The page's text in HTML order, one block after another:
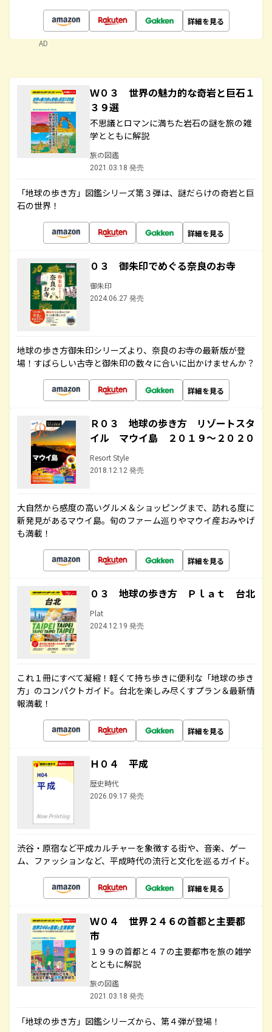
詳細を見る
AD
Ｗ０３ 世界の魅力的な奇岩と巨石１
３９選
不思議とロマンに満ちた岩石の謎を旅の雑
学とともに解説
旅の図鑑
2021.03.18 発売
「地球の歩き方」図鑑シリーズ第３弾は、謎だらけの奇岩と巨
石の世界！
詳細を見る
０３ 御朱印でめぐる奈良のお寺
御朱印
2024.06.27 発売
地球の歩き方御朱印シリーズより、奈良のお寺の最新版が登
場！すばらしい古寺と御朱印の数々に合いに出かけませんか？
詳細を見る
Ｒ０３ 地球の歩き方 リゾートスタ
イル マウイ島 ２０１９～２０２０
Resort Style
2018.12.12 発売
大自然から感度の高いグルメ＆ショッピングまで、訪れる度に
新発見があるマウイ島。旬のファーム巡りやマウイ産おみやげ
も満載！
詳細を見る
０３ 地球の歩き方 Ｐｌａｔ 台北
Plat
2024.12.19 発売
これ１冊にすべて凝縮！軽くて持ち歩きに便利な「地球の歩き
方」のコンパクトガイド。台北を楽しみ尽くすプラン＆最新情
報満載！
詳細を見る
Ｈ０４ 平成
歴史時代
2026.09.17 発売
渋谷・原宿など平成カルチャーを象徴する街や、音楽、ゲー
ム、ファッションなど、平成時代の流行と文化を巡るガイド。
詳細を見る
Ｗ０４ 世界２４６の首都と主要都
市
１９９の首都と４７の主要都市を旅の雑学
とともに解説
旅の図鑑
2021.03.18 発売
「地球の歩き方」図鑑シリーズから、第４弾が登場！